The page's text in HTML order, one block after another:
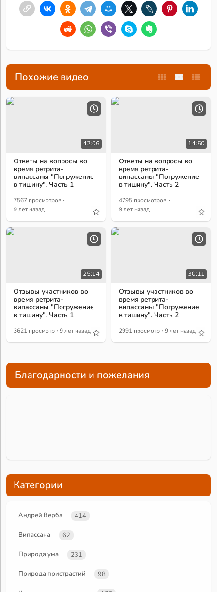
Похожие видео
42:06
Ответы на вопросы во
время ретрита-
випассаны "Погружение
в тишину". Часть 1
7567 просмотров ·
9 лет назад
14:50
Ответы на вопросы во
время ретрита-
випассаны "Погружение
в тишину". Часть 2
4795 просмотров ·
9 лет назад
25:14
Отзывы участников во
время ретрита-
випассаны "Погружение
в тишину". Часть 1
3621 просмотр · 9 лет назад
30:11
Отзывы участников во
время ретрита-
випассаны "Погружение
в тишину". Часть 2
2991 просмотр · 9 лет назад
Благодарности и пожелания
Категории
Андрей Верба 414
Випассана 62
Природа ума 231
Природа пристрастий 98